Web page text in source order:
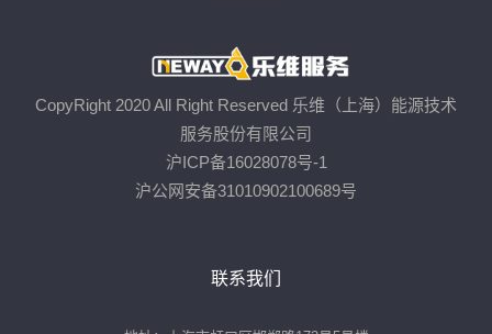
CopyRight 2020 All Right Reserved 乐维（上海）能源技术
服务股份有限公司
沪ICP备16028078号-1
沪公网安备31010902100689号
联系我们